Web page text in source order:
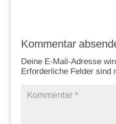
Kommentar
Deine E-Mail-Adresse
Erforderliche Felder sind